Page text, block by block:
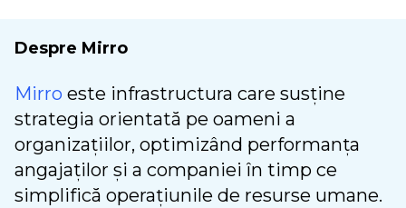
Despre Mirro
Mirro este infrastructura care susține
strategia orientată pe oameni a
organizațiilor, optimizând performanța
angajaților și a companiei în timp ce
simplifică operațiunile de resurse umane.